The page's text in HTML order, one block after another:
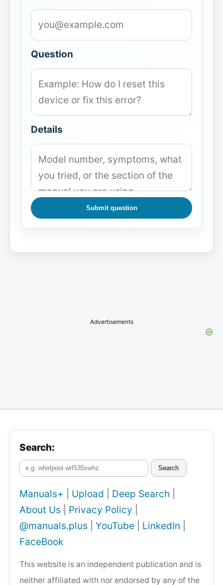
Question
Details
Submit question
Advertisements
Search:
Search
Manuals+ Upload Deep Search
About Us
Privacy Policy
@manuals.plus
YouTube LinkedIn
FaceBook
This website is an independent publication and is
neither affiliated with nor endorsed by any of the